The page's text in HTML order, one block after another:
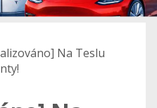
Na Teslu